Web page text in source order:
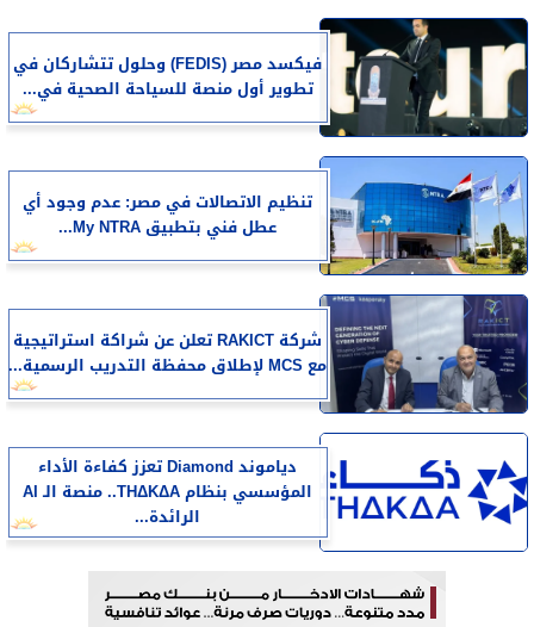
فيكسد مصر (FEDIS) وحلول تتشاركان في
تطوير أول منصة للسياحة الصحية في...
تنظيم الاتصالات في مصر: عدم وجود أي
عطل فني بتطبيق My NTRA...
شركة RAKICT تعلن عن شراكة استراتيجية
مع MCS لإطلاق محفظة التدريب الرسمية...
دياموند Diamond تعزز كفاءة الأداء
المؤسسي بنظام THΔKΔA.. منصة الـ AI
الرائدة...